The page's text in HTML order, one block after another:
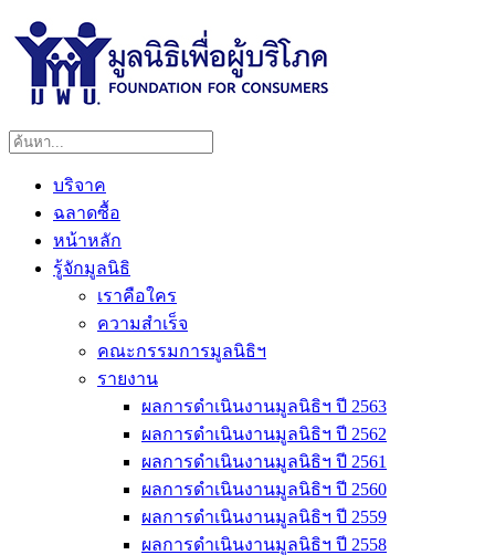
บริจาค
ฉลาดซื้อ
หน้าหลัก
รู้จักมูลนิธิ
เราคือใคร
ความสำเร็จ
คณะกรรมการมูลนิธิฯ
รายงาน
ผลการดำเนินงานมูลนิธิฯ ปี 2563
ผลการดำเนินงานมูลนิธิฯ ปี 2562
ผลการดำเนินงานมูลนิธิฯ ปี 2561
ผลการดำเนินงานมูลนิธิฯ ปี 2560
ผลการดำเนินงานมูลนิธิฯ ปี 2559
ผลการดำเนินงานมูลนิธิฯ ปี 2558